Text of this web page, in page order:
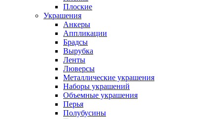
Плоские
Украшения
Анкеры
Аппликации
Брадсы
Вырубка
Ленты
Люверсы
Металлические украшения
Наборы украшений
Объемные украшения
Перья
Полубусины